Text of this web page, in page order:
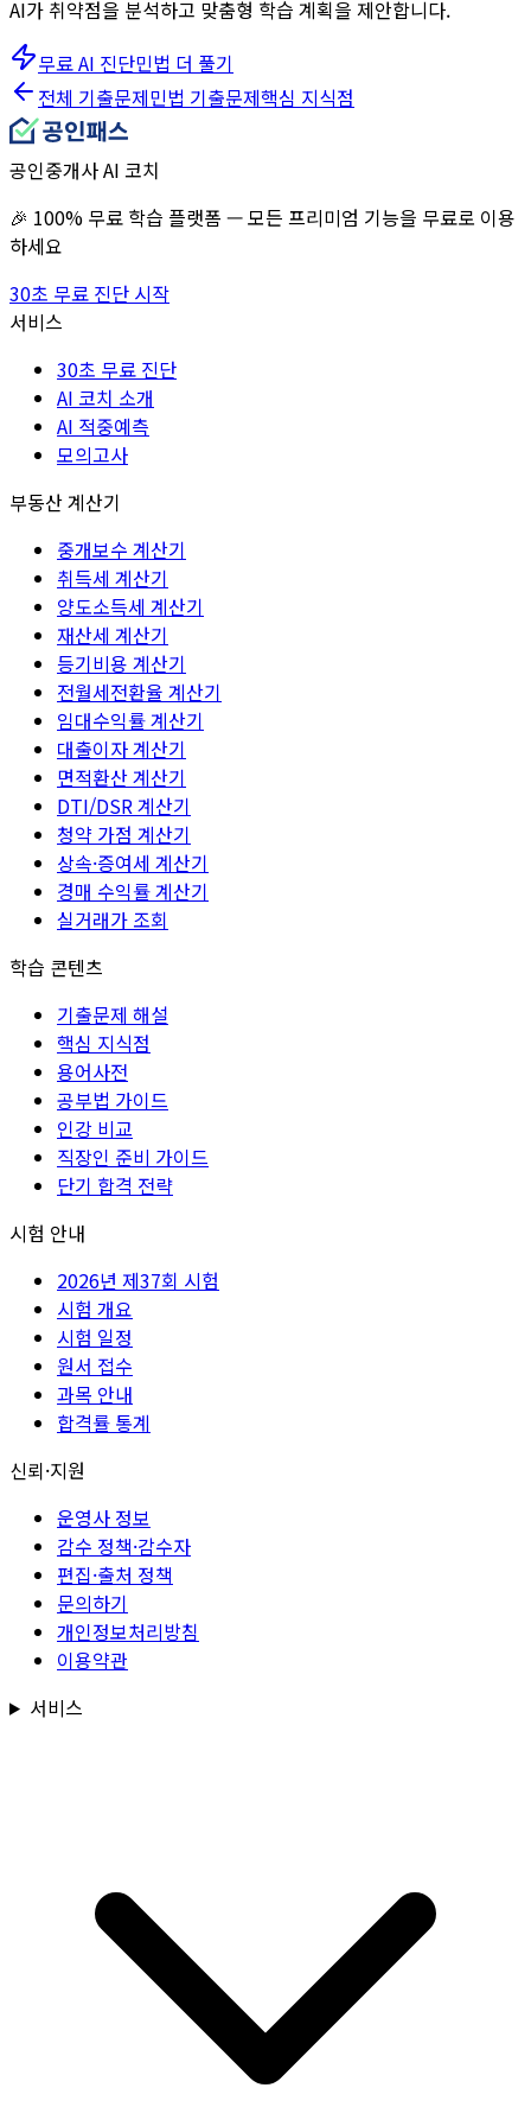
AI가 취약점을 분석하고 맞춤형 학습 계획을 제안합니다.
무료 AI 진단민법 더 풀기
전체 기출문제민법 기출문제핵심 지식점
공인중개사 AI 코치
🎉 100% 무료 학습 플랫폼 — 모든 프리미엄 기능을 무료로 이용
하세요
30초 무료 진단 시작
서비스
30초 무료 진단
AI 코치 소개
AI 적중예측
모의고사
부동산 계산기
중개보수 계산기
취득세 계산기
양도소득세 계산기
재산세 계산기
등기비용 계산기
전월세전환율 계산기
임대수익률 계산기
대출이자 계산기
면적환산 계산기
DTI/DSR 계산기
청약 가점 계산기
상속·증여세 계산기
경매 수익률 계산기
실거래가 조회
학습 콘텐츠
기출문제 해설
핵심 지식점
용어사전
공부법 가이드
인강 비교
직장인 준비 가이드
단기 합격 전략
시험 안내
2026년 제37회 시험
시험 개요
시험 일정
원서 접수
과목 안내
합격률 통계
신뢰·지원
운영사 정보
감수 정책·감수자
편집·출처 정책
문의하기
개인정보처리방침
이용약관
서비스